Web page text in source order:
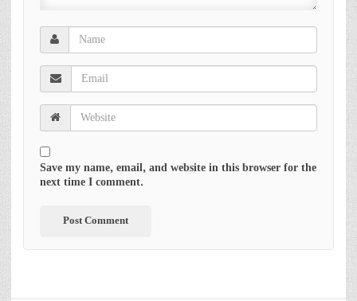
Save my name, email, and website in this browser for the
next time I comment.